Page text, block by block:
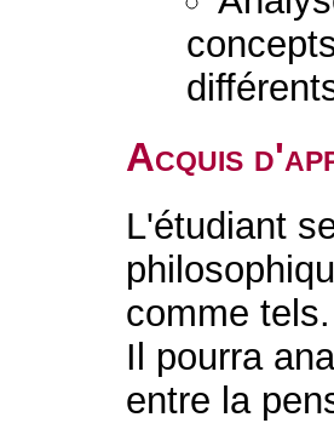
Acquis
L'étudiant
comme tels.
Il pourra
entre la